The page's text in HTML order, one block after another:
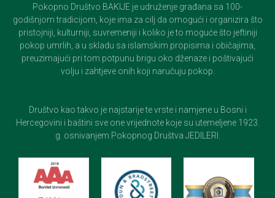
Pokopno Društvo BAKIJE je udruženje građana sa 100-
godišnjom tradicijom, koje ima za cilj da omogući i organizira što
pristojniji, kulturniji, suvremeniji i koliko je to moguće što jeftiniji
pokop umrlih, a u skladu sa islamskim propisima i običajima,
preuzimajući pri tom potpunu brigu oko dženaze i poštivajući
volju i zahtjeve onih koji naručuju pokop.
Društvo kao takvo je najstarije te vrste i namjene u Bosni i
Hercegovini i baštini sve one vrijednote koje su utemeljene 1923.
g. osnivanjem Pokopnog Društva JEDILERI.